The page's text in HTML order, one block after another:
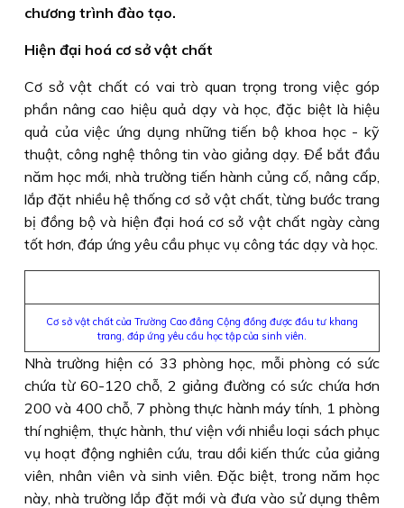
chương trình đào tạo.
Hiện đại hoá cơ sở vật chất
Cơ sở vật chất có vai trò quan trọng trong việc góp
phần nâng cao hiệu quả dạy và học, đặc biệt là hiệu
quả của việc ứng dụng những tiến bộ khoa học - kỹ
thuật, công nghệ thông tin vào giảng dạy. Ðể bắt đầu
năm học mới, nhà trường tiến hành củng cố, nâng cấp,
lắp đặt nhiều hệ thống cơ sở vật chất, từng bước trang
bị đồng bộ và hiện đại hoá cơ sở vật chất ngày càng
tốt hơn, đáp ứng yêu cầu phục vụ công tác dạy và học.
Cơ sở vật chất của Trường Cao đẳng Cộng đồng được đầu tư khang
trang, đáp ứng yêu cầu học tập của sinh viên.
Nhà trường hiện có 33 phòng học, mỗi phòng có sức
chứa từ 60-120 chỗ, 2 giảng đường có sức chứa hơn
200 và 400 chỗ, 7 phòng thực hành máy tính, 1 phòng
thí nghiệm, thực hành, thư viện với nhiều loại sách phục
vụ hoạt động nghiên cứu, trau dồi kiến thức của giảng
viên, nhân viên và sinh viên. Ðặc biệt, trong năm học
này, nhà trường lắp đặt mới và đưa vào sử dụng thêm